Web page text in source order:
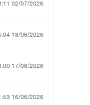
02/07/2026 08:11 م
18/06/2026 05:04 م
17/06/2026 08:00 م
16/06/2026 11:53 ص